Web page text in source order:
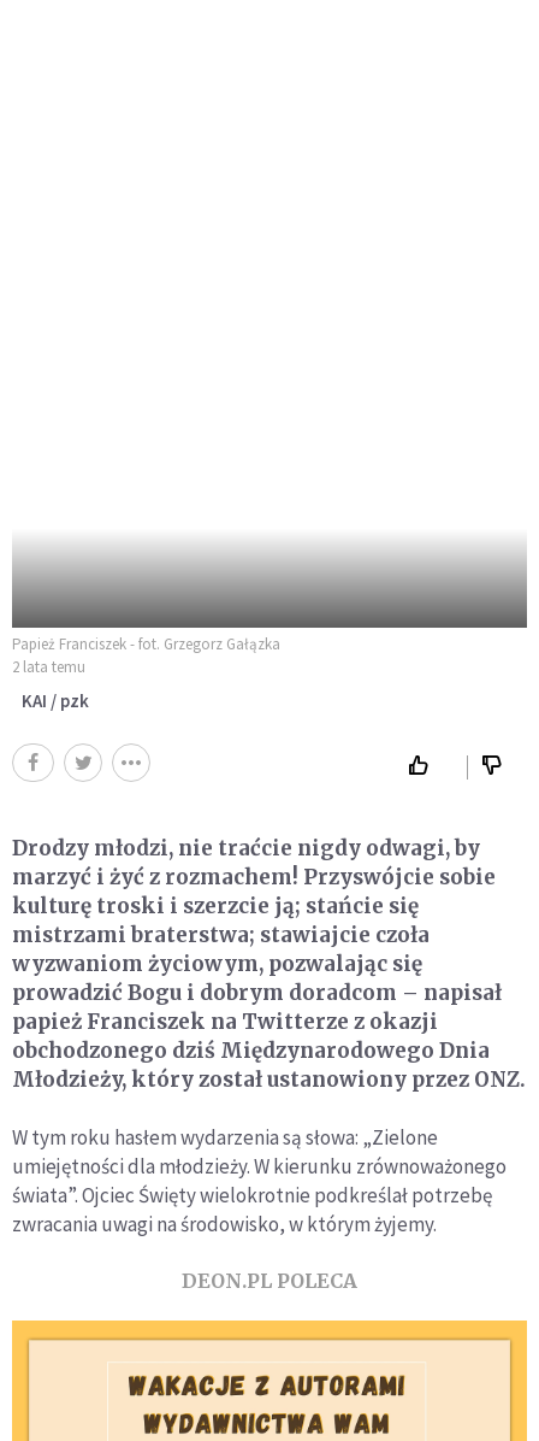
Papież Franciszek - fot. Grzegorz Gałązka
2 lata temu
KAI / pzk
Drodzy młodzi, nie traćcie nigdy odwagi, by
marzyć i żyć z rozmachem! Przyswójcie sobie
kulturę troski i szerzcie ją; stańcie się
mistrzami braterstwa; stawiajcie czoła
wyzwaniom życiowym, pozwalając się
prowadzić Bogu i dobrym doradcom – napisał
papież Franciszek na Twitterze z okazji
obchodzonego dziś Międzynarodowego Dnia
Młodzieży, który został ustanowiony przez ONZ.
W tym roku hasłem wydarzenia są słowa: „Zielone
umiejętności dla młodzieży. W kierunku zrównoważonego
świata”. Ojciec Święty wielokrotnie podkreślał potrzebę
zwracania uwagi na środowisko, w którym żyjemy.
DEON.PL POLECA